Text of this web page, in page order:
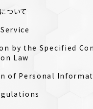
ついて
by the Specified
Law
of Personal